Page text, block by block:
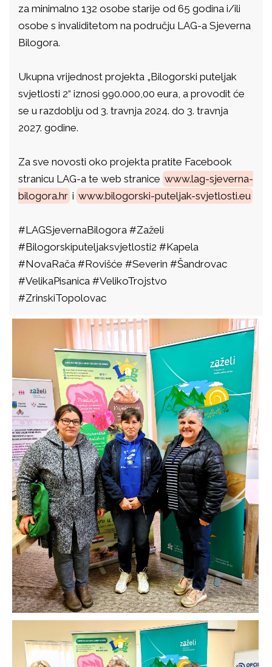
za minimalno 132 osobe starije od 65 godina i/ili
osobe s invaliditetom na području LAG-a Sjeverna
Bilogora.
Ukupna vrijednost projekta „Bilogorski puteljak
svjetlosti 2“ iznosi 990.000,00 eura, a provodit će
se u razdoblju od 3. travnja 2024. do 3. travnja
2027. godine.
Za sve novosti oko projekta pratite Facebook
stranicu LAG-a te web stranice www.lag-sjeverna-
bilogora.hr i www.bilogorski-puteljak-svjetlosti.eu
#LAGSjevernaBilogora #Zaželi
#Bilogorskiputeljaksvjetlosti2 #Kapela
#NovaRača #Rovišće #Severin #Šandrovac
#VelikaPisanica #VelikoTrojstvo
#ZrinskiTopolovac